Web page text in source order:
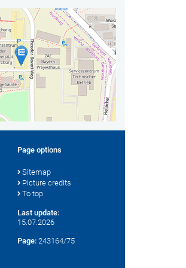
Page options
Sitemap
Picture credits
To top
Last update:
15.07.2026
Page: 243164/75